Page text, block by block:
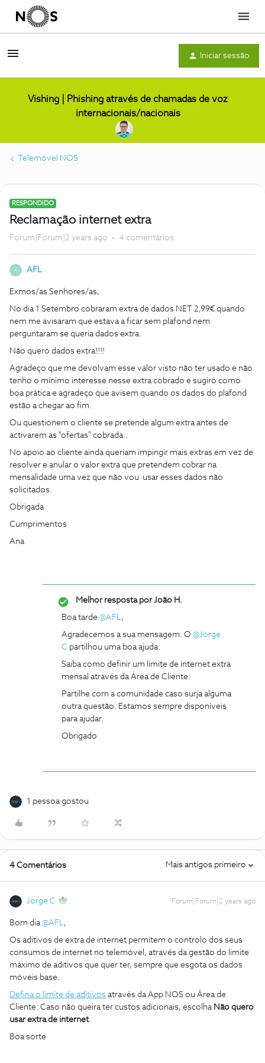
Menu
Iniciar sessão
Vishing | Phishing através de chamadas de voz
internacionais/nacionais
Telemóvel NOS
RESPONDIDO
Reclamação internet extra
Forum|Forum|2 years ago 4 comentários
A AFL
Exmos/as Senhores/as,
No dia 1 Setembro cobraram extra de dados NET 2,99€ quando
nem me avisaram que estava a ficar sem plafond nem
perguntaram se queria dados extra.
Não quero dados extra!!!!
Agradeço que me devolvam esse valor visto não ter usado e não
tenho o mínimo interesse nesse extra cobrado e sugiro como
boa prática e agradeço que avisem quando os dados do plafond
estão a chegar ao fim.
Ou questionem o cliente se pretende algum extra antes de
activarem as "ofertas" cobrada..
No apoio ao cliente ainda queriam impingir mais extras em vez de
resolver e anular o valor extra que pretendem cobrar na
mensalidade uma vez que não vou usar esses dados não
solicitados.
Obrigada
Cumprimentos
Ana
Melhor resposta porJoão H.
Boa tarde @AFL,
Agradecemos a sua mensagem. O @Jorge
C partilhou uma boa ajuda.
Saiba como definir um limite de internet extra
mensal através da Área de Cliente:
Partilhe com a comunidade caso surja alguma
outra questão. Estamos sempre disponíveis
para ajudar.
Obrigado
1 pessoa gostou
4 Comentários Mais antigos primeiro
Jorge C Forum|Forum|2 years ago
Bom dia@AFL,
Os aditivos de extra de internet permitem o controlo dos seus
consumos de internet no telemóvel, através da gestão do limite
máximo de aditivos que quer ter, sempre que esgota os dados
móveis base.
Defina o limite de aditivos através da App NOS ou Área de
Cliente. Caso não queira ter custos adicionais, escolha Não quero
usar extra de internet.
Boa sorte